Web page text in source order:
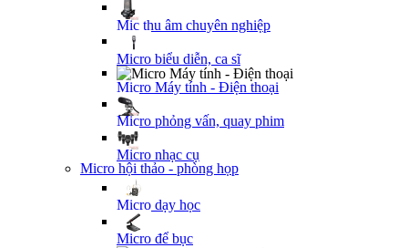
Mic thu âm chuyên nghiệp
Micro biểu diễn, ca sĩ
Micro Máy tính - Điện thoại
Micro phỏng vấn, quay phim
Micro nhạc cụ
Micro hội thảo - phòng họp
Micro dạy học
Micro để bục